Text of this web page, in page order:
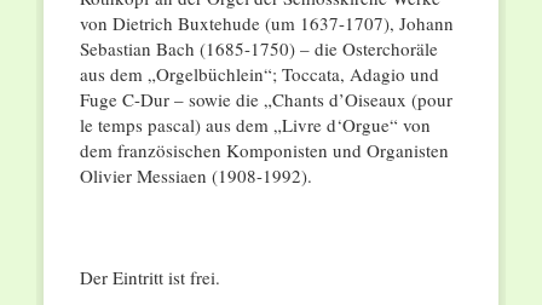
von Dietrich Buxtehude (um 1637-1707), Johann
Sebastian Bach (1685-1750) – die Osterchoräle
aus dem „Orgelbüchlein“; Toccata, Adagio und
Fuge C-Dur – sowie die „Chants d’Oiseaux (pour
le temps pascal) aus dem „Livre d‘Orgue“ von
dem französischen Komponisten und Organisten
Olivier Messiaen (1908-1992).
Der Eintritt ist frei.